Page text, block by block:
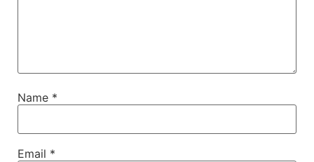
Name *
Email *